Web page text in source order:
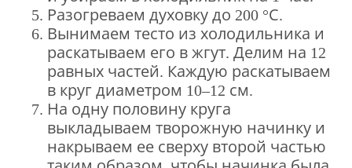
Разогреваем духовку до 200 °С.
Вынимаем тесто из холодильника и
раскатываем его в жгут. Делим на 12
равных частей. Каждую раскатываем
в круг диаметром 10–12 см.
На одну половину круга
выкладываем творожную начинку и
накрываем ее сверху второй частью